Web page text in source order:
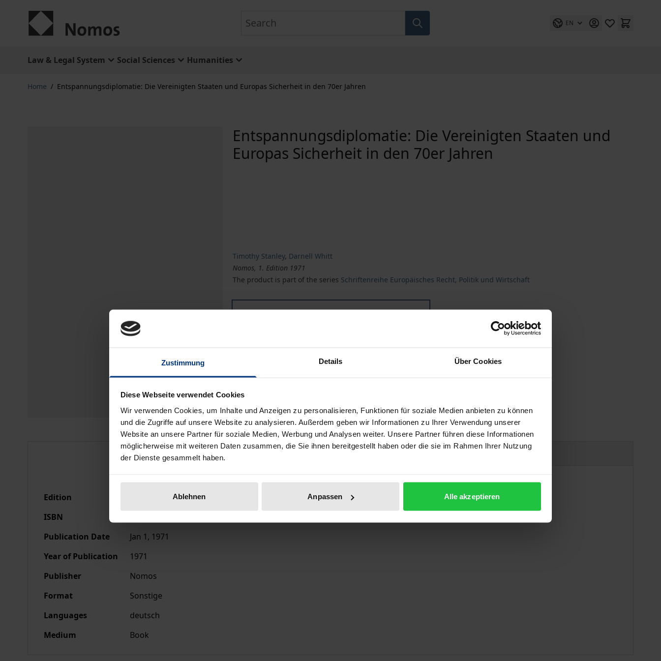
Zustimmung Details Über Cookies
Diese Webseite verwendet Cookies
Wir verwenden Cookies, um Inhalte und Anzeigen zu personalisieren, Funktionen für soziale Medien anbieten zu können
und die Zugriffe auf unsere Website zu analysieren. Außerdem geben wir Informationen zu Ihrer Verwendung unserer
Website an unsere Partner für soziale Medien, Werbung und Analysen weiter. Unsere Partner führen diese Informationen
möglicherweise mit weiteren Daten zusammen, die Sie ihnen bereitgestellt haben oder die sie im Rahmen Ihrer Nutzung
der Dienste gesammelt haben.
Ablehnen Anpassen Alle akzeptieren
EN
Law & Legal System Social Sciences Humanities
Home / Entspannungsdiplomatie: Die Vereinigten Staaten und Europas Sicherheit in den 70er Jahren
Entspannungsdiplomatie: Die Vereinigten Staaten und
Europas Sicherheit in den 70er Jahren
Timothy Stanley, Darnell Whitt
Nomos, 1. Edition 1971
The product is part of the series Schriftenreihe Europäisches Recht, Politik und Wirtschaft
Bibliographical data
Edition
ISBN
Publication Date
Jan 1, 1971
Year of Publication
1971
Publisher
Nomos
Format
Sonstige
Languages
deutsch
Medium
Book